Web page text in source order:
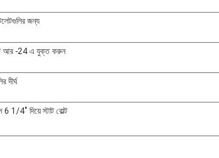
জন্য
আর -24 এ যুক্ত করুন
দীর্ঘ
1/4" দিয়ে স্টাট বোল্ট